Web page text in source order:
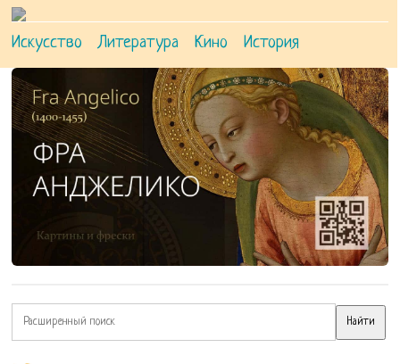
Искусство Литература Кино История